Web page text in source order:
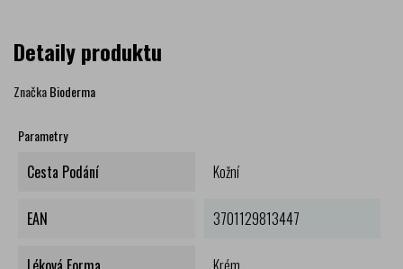
Detaily produktu
ZnačkaBioderma
Parametry
Cesta Podání Kožní
EAN 3701129813447